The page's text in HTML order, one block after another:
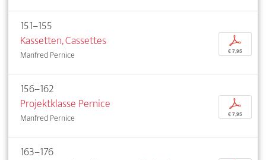
151–155
Kassetten, Cassettes
Manfred Pernice
p
€ 7,95
156–162
Projektklasse Pernice
Manfred Pernice
p
€ 7,95
163–176